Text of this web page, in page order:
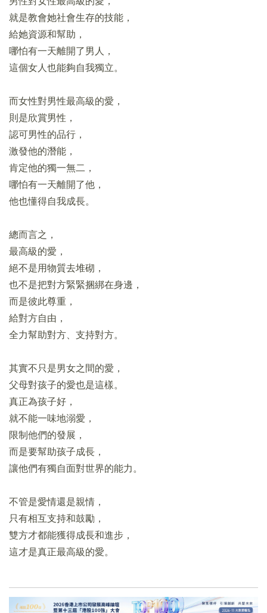
就是教會她社會生存的技能，
給她資源和幫助，
哪怕有一天離開了男人，
這個女人也能夠自我獨立。
而女性對男性最高級的愛，
則是欣賞男性，
認可男性的品行，
激發他的潛能，
肯定他的獨一無二，
哪怕有一天離開了他，
他也懂得自我成長。
總而言之，
最高級的愛，
絕不是用物質去堆砌，
也不是把對方緊緊捆綁在身邊，
而是彼此尊重，
給對方自由，
全力幫助對方、支持對方。
其實不只是男女之間的愛，
父母對孩子的愛也是這樣。
真正為孩子好，
就不能一味地溺愛，
限制他們的發展，
而是要幫助孩子成長，
讓他們有獨自面對世界的能力。
不管是愛情還是親情，
只有相互支持和鼓勵，
雙方才都能獲得成長和進步，
這才是真正最高級的愛。